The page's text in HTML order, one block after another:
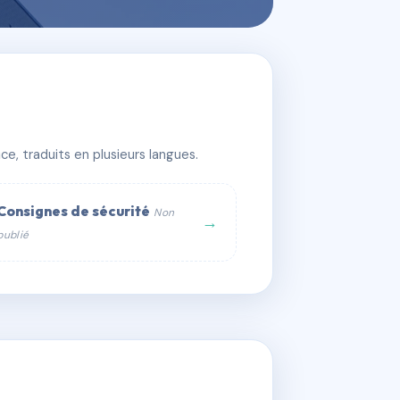
traduits en plusieurs langues.
de sécurité Non
→